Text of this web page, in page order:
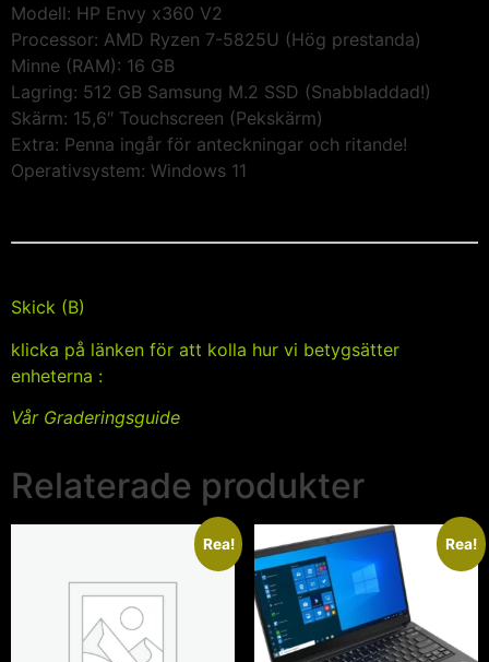
​Modell: HP Envy x360 V2
​Processor: AMD Ryzen 7-5825U (Hög prestanda)
​Minne (RAM): 16 GB
​Lagring: 512 GB Samsung M.2 SSD (Snabbladdad!)
​Skärm: 15,6″ Touchscreen (Pekskärm)
​Extra: Penna ingår för anteckningar och ritande!
​Operativsystem: Windows 11
Skick (B)
klicka på länken för att kolla hur vi betygsätter
enheterna :
Vår Graderingsguide
Relaterade produkter
Rea! Rea!